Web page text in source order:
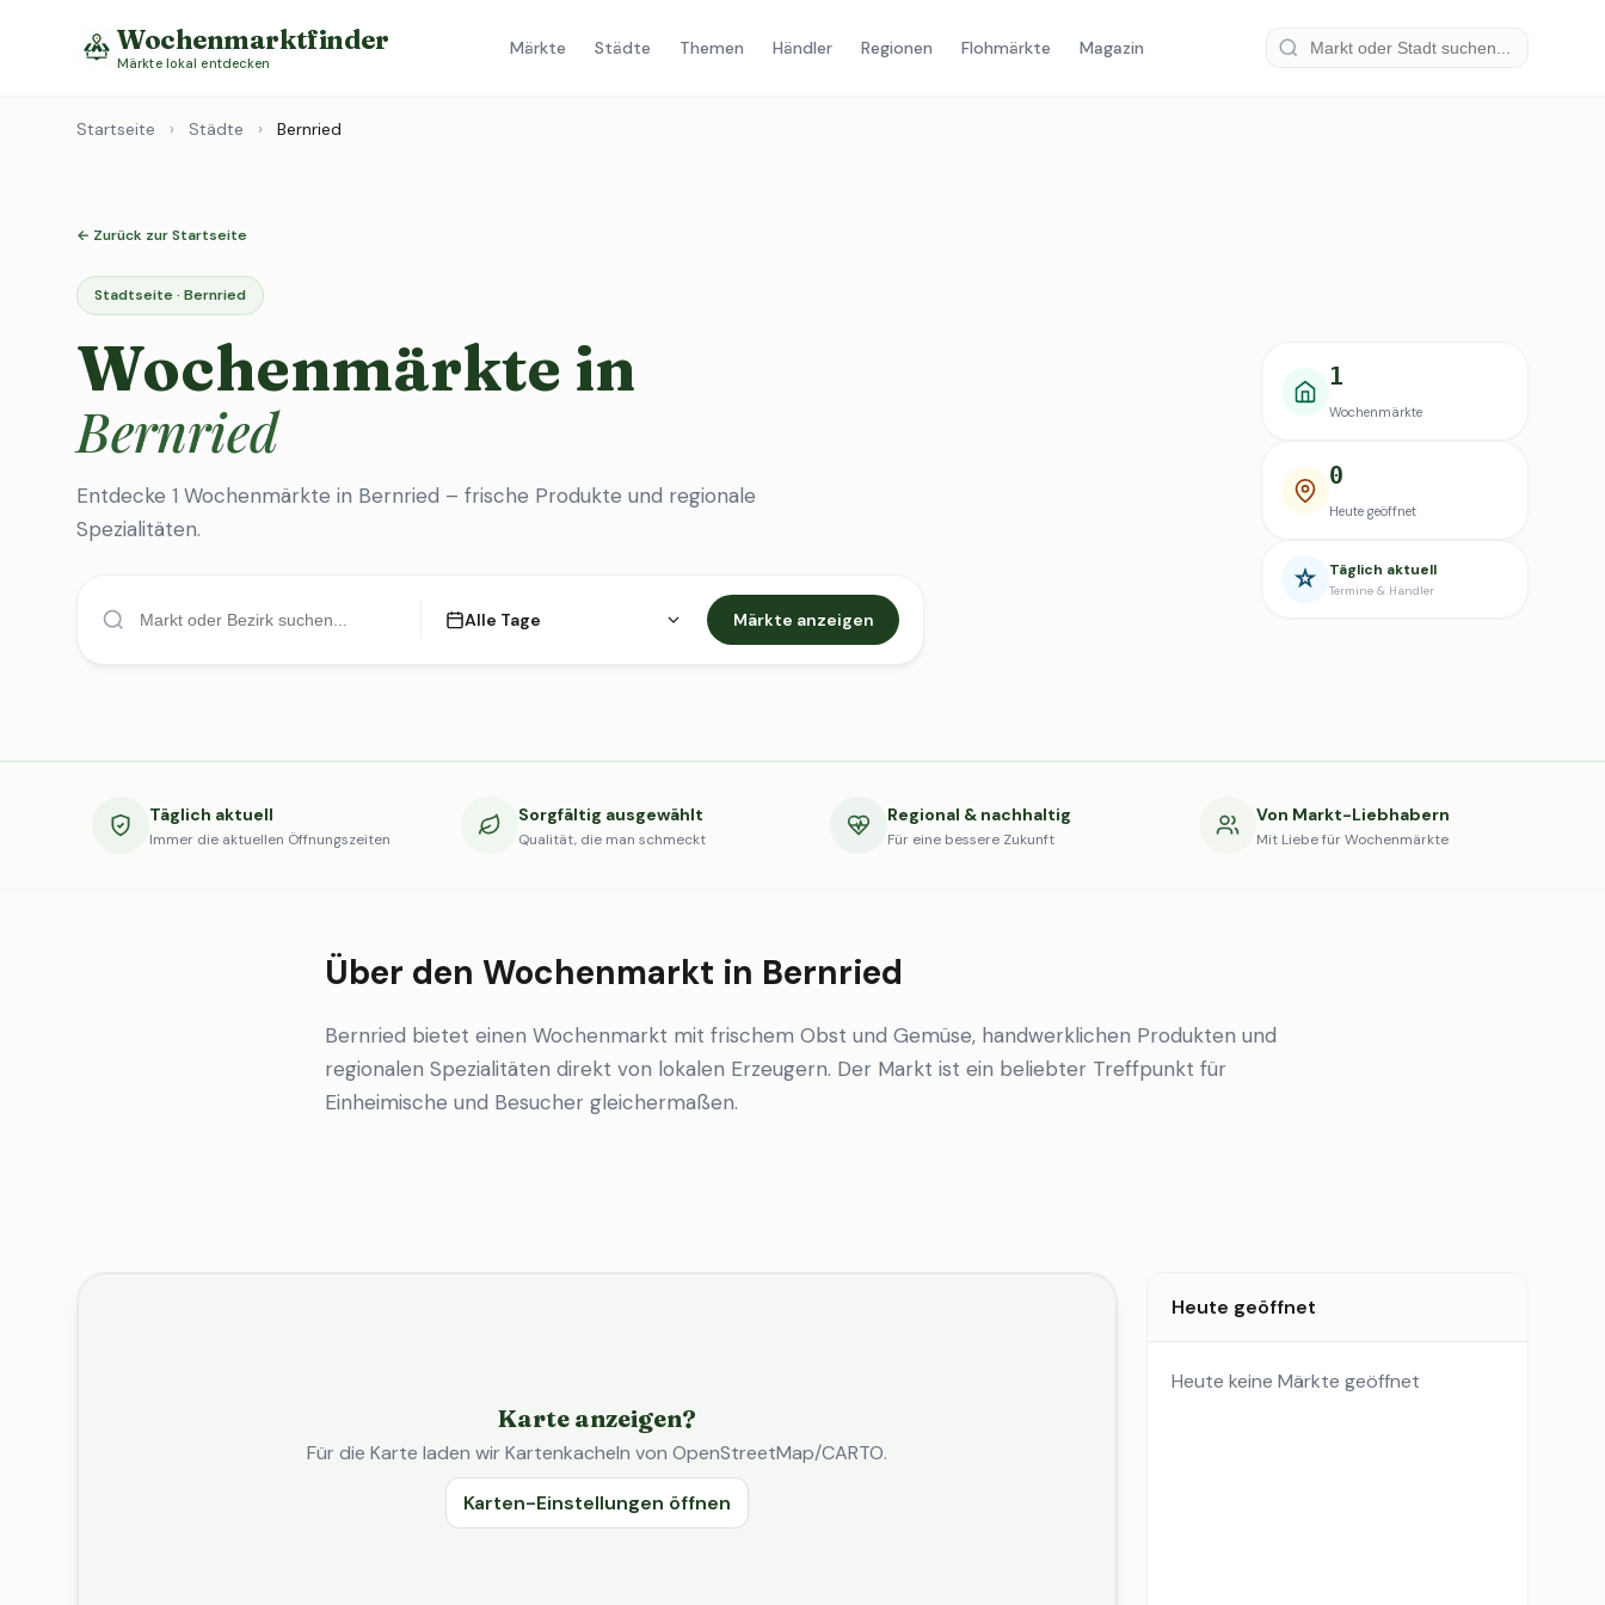
Wochenmarktfinder
Märkte lokal entdecken
Märkte Städte Themen Händler Regionen Flohmärkte Magazin
Startseite › Städte › Bernried
← Zurück zur Startseite
Stadtseite · Bernried
Wochenmärkte in
Bernried
Entdecke 1 Wochenmärkte in Bernried – frische Produkte und regionale
Spezialitäten.
Alle Tage Märkte anzeigen
1
Wochenmärkte
0
Heute geöffnet
Täglich aktuell
Termine & Händler
Täglich aktuell
Immer die aktuellen Öffnungszeiten
Sorgfältig ausgewählt
Qualität, die man schmeckt
Regional & nachhaltig
Für eine bessere Zukunft
Von Markt-Liebhabern
Mit Liebe für Wochenmärkte
Über den Wochenmarkt in Bernried
Bernried bietet einen Wochenmarkt mit frischem Obst und Gemüse, handwerklichen Produkten und
regionalen Spezialitäten direkt von lokalen Erzeugern. Der Markt ist ein beliebter Treffpunkt für
Einheimische und Besucher gleichermaßen.
Karte anzeigen?
Für die Karte laden wir Kartenkacheln von OpenStreetMap/CARTO.
Karten-Einstellungen öffnen
Heute geöffnet
Heute keine Märkte geöffnet